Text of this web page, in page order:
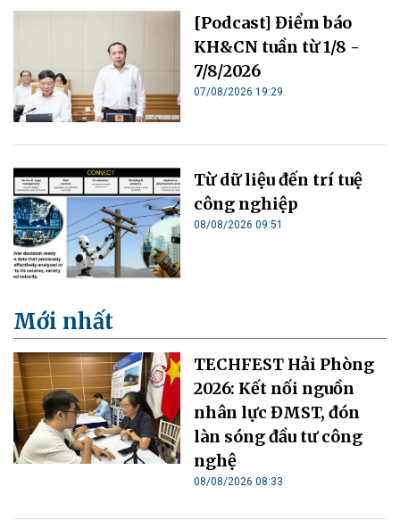
[Podcast] Điểm báo
KH&CN tuần từ 1/8 -
7/8/2026
07/08/2026 19:29
Từ dữ liệu đến trí tuệ
công nghiệp
08/08/2026 09:51
Mới nhất
TECHFEST Hải Phòng
2026: Kết nối nguồn
nhân lực ĐMST, đón
làn sóng đầu tư công
nghệ
08/08/2026 08:33